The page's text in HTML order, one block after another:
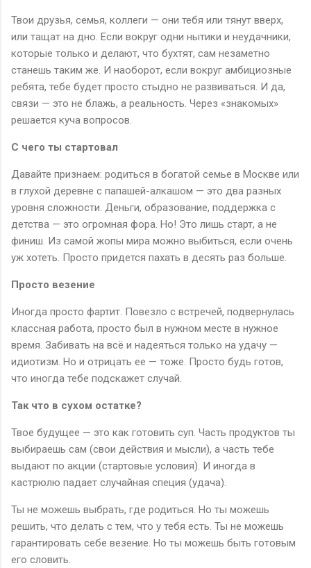
Твои друзья, семья, коллеги — они тебя или тянут вверх,
или тащат на дно. Если вокруг одни нытики и неудачники,
которые только и делают, что бухтят, сам незаметно
станешь таким же. И наоборот, если вокруг амбициозные
ребята, тебе будет просто стыдно не развиваться. И да,
связи — это не блажь, а реальность. Через «знакомых»
решается куча вопросов.
С чего ты стартовал
Давайте признаем: родиться в богатой семье в Москве или
в глухой деревне с папашей-алкашом — это два разных
уровня сложности. Деньги, образование, поддержка с
детства — это огромная фора. Но! Это лишь старт, а не
финиш. Из самой жопы мира можно выбиться, если очень
уж хотеть. Просто придется пахать в десять раз больше.
Просто везение
Иногда просто фартит. Повезло с встречей, подвернулась
классная работа, просто был в нужном месте в нужное
время. Забивать на всё и надеяться только на удачу —
идиотизм. Но и отрицать ее — тоже. Просто будь готов,
что иногда тебе подскажет случай.
Так что в сухом остатке?
Твое будущее — это как готовить суп. Часть продуктов ты
выбираешь сам (свои действия и мысли), а часть тебе
выдают по акции (стартовые условия). И иногда в
кастрюлю падает случайная специя (удача).
Ты не можешь выбрать, где родиться. Но ты можешь
решить, что делать с тем, что у тебя есть. Ты не можешь
гарантировать себе везение. Но ты можешь быть готовым
его словить.